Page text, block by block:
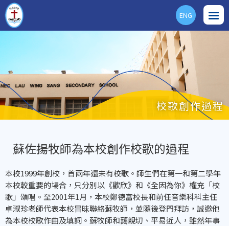
ENG
校歌創作過程
蘇佐揚牧師為本校創作校歌的過程
本校1999年創校，首兩年還未有校歌。師生們在第一和第二學年
本校較重要的場合，只分別以《歡欣》和《全因為你》權充「校
歌」頌唱。至2001年1月，本校鄭德富校長和前任音樂科科主任
卓淑珍老師代表本校冒昧聯絡蘇牧師，並隨後登門拜訪，誠邀他
為本校校歌作曲及填詞。蘇牧師和藹親切、平易近人，雖然年事